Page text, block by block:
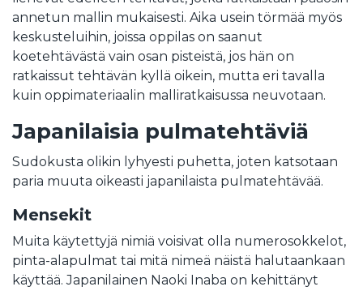
annetun mallin mukaisesti. Aika usein törmää myös
keskusteluihin, joissa oppilas on saanut
koetehtävästä vain osan pisteistä, jos hän on
ratkaissut tehtävän kyllä oikein, mutta eri tavalla
kuin oppimateriaalin malliratkaisussa neuvotaan.
Japanilaisia pulmatehtäviä
Sudokusta olikin lyhyesti puhetta, joten katsotaan
paria muuta oikeasti japanilaista pulmatehtävää.
Mensekit
Muita käytettyjä nimiä voisivat olla numerosokkelot,
pinta-alapulmat tai mitä nimeä näistä halutaankaan
käyttää. Japanilainen Naoki Inaba on kehittänyt